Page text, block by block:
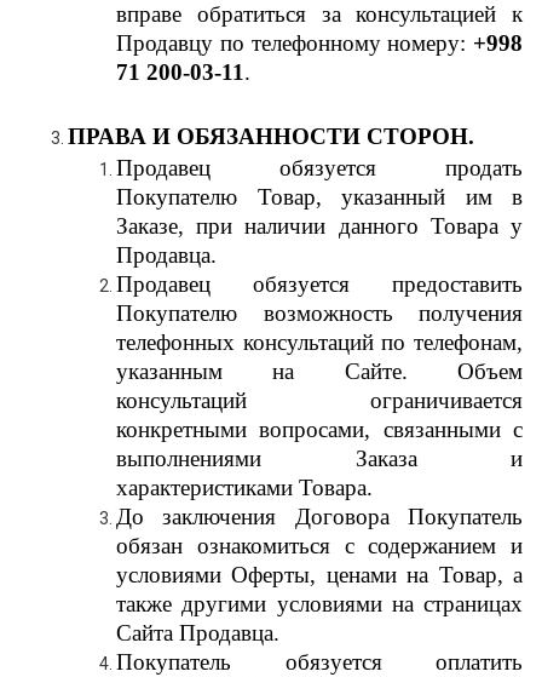
вправе обратиться за консультацией к
Продавцу по телефонному номеру: +998
71 200-03-11.
ПРАВА И ОБЯЗАННОСТИ СТОРОН.
Продавец обязуется продать
Покупателю Товар, указанный им в
Заказе, при наличии данного Товара у
Продавца.
Продавец обязуется предоставить
Покупателю возможность получения
телефонных консультаций по телефонам,
указанным на Сайте. Объем
консультаций ограничивается
конкретными вопросами, связанными с
выполнениями Заказа и
характеристиками Товара.
До заключения Договора Покупатель
обязан ознакомиться с содержанием и
условиями Оферты, ценами на Товар, а
также другими условиями на страницах
Сайта Продавца.
Покупатель обязуется оплатить